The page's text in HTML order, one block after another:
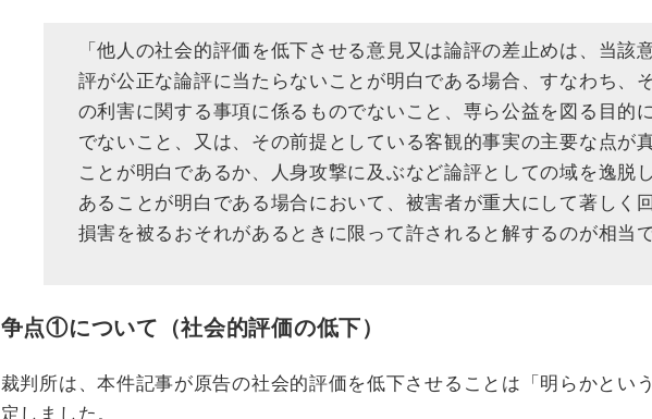
「他人の社会的評価を低下させる意見又は論評の差止めは、当該
評が公正な論評に当たらないことが明白である場合、すなわち、
の利害に関する事項に係るものでないこと、専ら公益を図る目的
でないこと、又は、その前提としている客観的事実の主要な点が
ことが明白であるか、人身攻撃に及ぶなど論評としての域を逸脱
あることが明白である場合において、被害者が重大にして著しく
損害を被るおそれがあるときに限って許されると解するのが相当で
争点①について（社会的評価の低下）
裁判所は、本件記事が原告の社会的評価を低下させることは「明らかとい
定しました。